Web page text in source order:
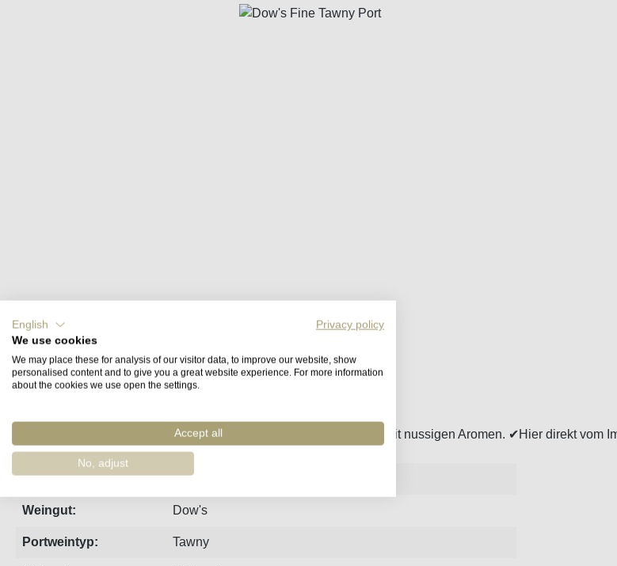
Steckbrief Produzent Bewertungen
Dow's Tawny Port ist leichter als der Dow's Ruby. Dezente Frucht mit nussigen Aromen. ✔Hier direkt vom
Region: Porto
Weingut: Dow's
Portweintyp: Tawny
English
Privacy policy
We use cookies
We may place these for analysis of our visitor data, to improve our website, show
personalised content and to give you a great website experience. For more information
about the cookies we use open the settings.
Accept all
No, adjust